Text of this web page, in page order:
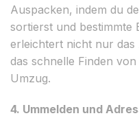
Auspacken, indem du
sortierst und bestimmte
erleichtert nicht nur
das schnelle Finden
Umzug.
4. Ummelden und